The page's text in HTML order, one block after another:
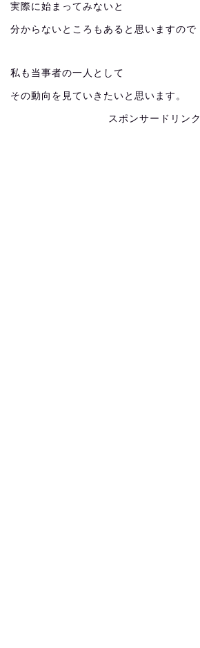
実際に始まってみないと
分からないところもあると思いますので
私も当事者の一人として
その動向を見ていきたいと思います。
スポンサードリンク